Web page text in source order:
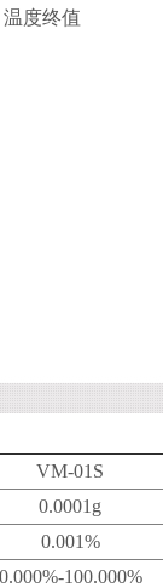
度终值
VM-01S
0.0001g
0.001%
0.000%-100.000%